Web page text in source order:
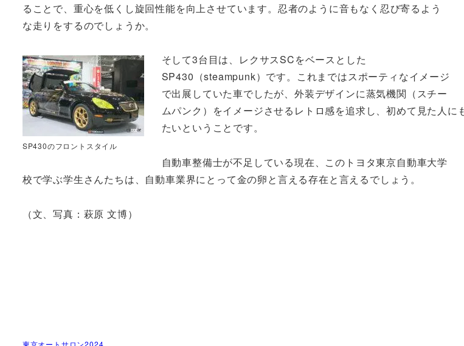
ることで、重心を低くし旋回性能を向上させています。忍者のように音もなく忍び寄るよう
な走りをするのでしょうか。
SP430のフロントスタイル
そして3台目は、レクサスSCをベースとした
SP430（steampunk）です。これまではスポーティなイメージ
で出展していた車でしたが、外装デザインに蒸気機関（スチー
ムパンク）をイメージさせるレトロ感を追求し、初めて見た人に
たいということです。
自動車整備士が不足している現在、このトヨタ東京自動車大学
校で学ぶ学生さんたちは、自動車業界にとって金の卵と言える存在と言えるでしょう。
（文、写真：萩原 文博）
東京オートサロン2024